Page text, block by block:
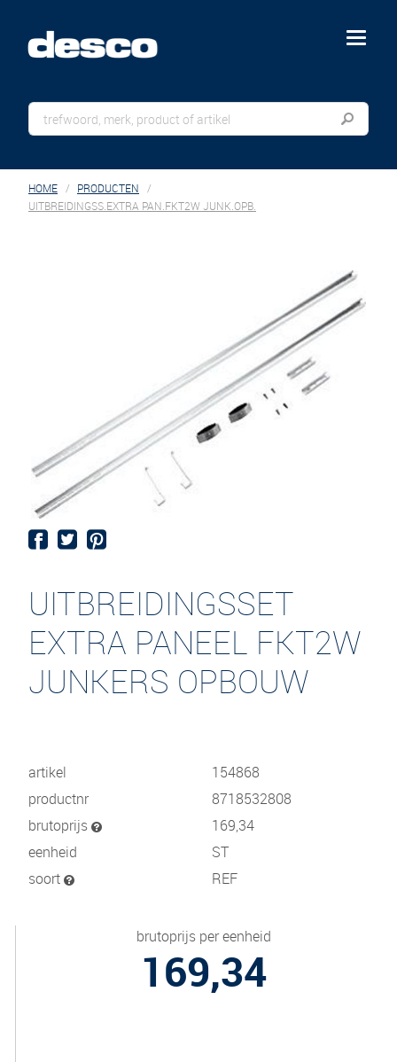
menu
HOME
PRODUCTEN
UITBREIDINGSS.EXTRA PAN.FKT2W JUNK.OPB.
UITBREIDINGSSET
EXTRA PANEEL FKT2W
JUNKERS OPBOUW
artikel
154868
productnr
8718532808
brutoprijs
169,34
eenheid
ST
soort
REF
brutoprijs per eenheid
169,34